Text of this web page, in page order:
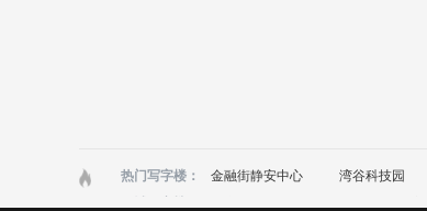
热门写字楼： 金融街静安中心 湾谷科技园
区域写字楼：